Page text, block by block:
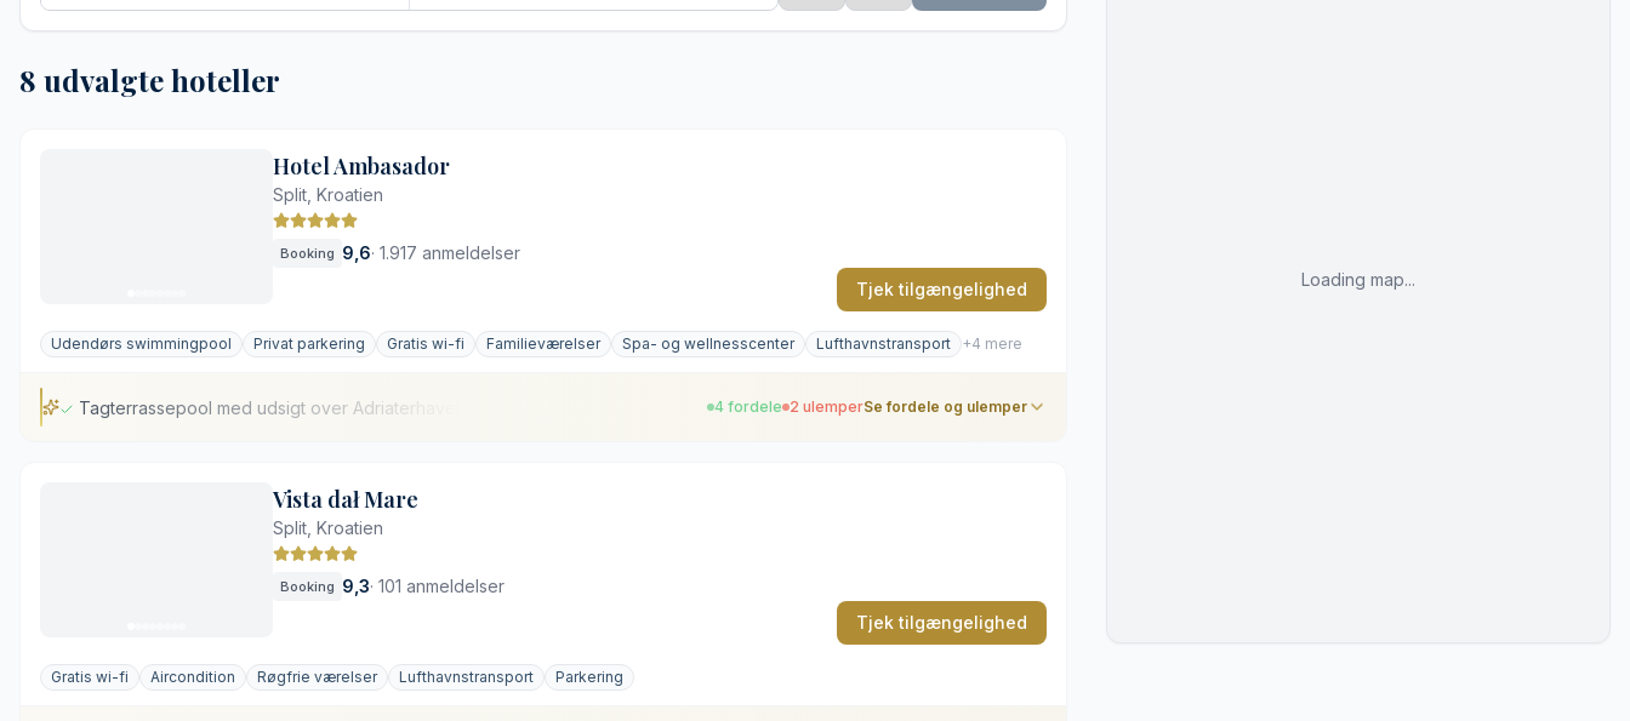
8 udvalgte hoteller
Hotel Ambasador
Split, Kroatien
Booking 9,6· 1.917 anmeldelser
Tjek tilgængelighed
Udendørs swimmingpool Privat parkering Gratis wi-fi Familieværelser Spa- og wellnesscenter Lufthavnstransport +4 mere
Tagterrassepool med udsigt over Adriaterhavet 4 fordele 2 ulemperSe fordele og ulemper
iPad på værelset til personlig betjening
Middelhavskøkken med fokus på kostbehov
Vista dał Mare
Split, Kroatien
Booking 9,3· 101 anmeldelser
Tjek tilgængelighed
Gratis wi-fi Aircondition Røgfrie værelser Lufthavnstransport Parkering
Loading map...